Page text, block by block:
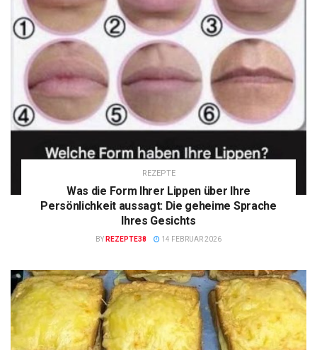
REZEPTE
Was die Form Ihrer Lippen über Ihre
Persönlichkeit aussagt: Die geheime Sprache
Ihres Gesichts
BY REZEPTE38 14 FEBRUAR 2026